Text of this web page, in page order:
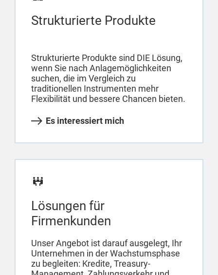
Strukturierte Produkte
Strukturierte Produkte sind DIE Lösung,
wenn Sie nach Anlagemöglichkeiten
suchen, die im Vergleich zu
traditionellen Instrumenten mehr
Flexibilität und bessere Chancen bieten.
Es interessiert mich
Lösungen für
Firmenkunden
Unser Angebot ist darauf ausgelegt, Ihr
Unternehmen in der Wachstumsphase
zu begleiten: Kredite, Treasury-